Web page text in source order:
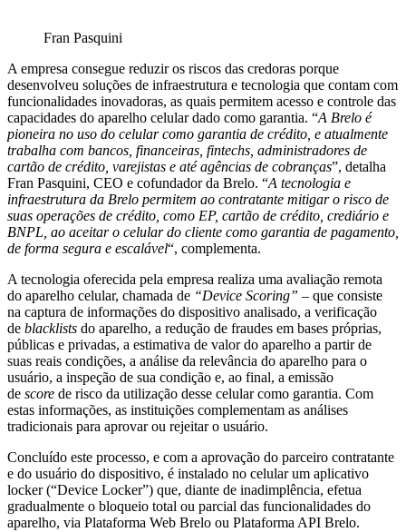
Fran Pasquini
A empresa consegue reduzir os riscos das credoras porque
desenvolveu soluções de infraestrutura e tecnologia que contam com
funcionalidades inovadoras, as quais permitem acesso e controle das
capacidades do aparelho celular dado como garantia. “A Brelo é
pioneira no uso do celular como garantia de crédito, e atualmente
trabalha com bancos, financeiras, fintechs, administradores de
cartão de crédito, varejistas e até agências de cobranças”, detalha
Fran Pasquini, CEO e cofundador da Brelo. “A tecnologia e
infraestrutura da Brelo permitem ao contratante mitigar o risco de
suas operações de crédito, como EP, cartão de crédito, crediário e
BNPL, ao aceitar o celular do cliente como garantia de pagamento,
de forma segura e escalável“, complementa.
A tecnologia oferecida pela empresa realiza uma avaliação remota
do aparelho celular, chamada de “Device Scoring” – que consiste
na captura de informações do dispositivo analisado, a verificação
de blacklists do aparelho, a redução de fraudes em bases próprias,
públicas e privadas, a estimativa de valor do aparelho a partir de
suas reais condições, a análise da relevância do aparelho para o
usuário, a inspeção de sua condição e, ao final, a emissão
de score de risco da utilização desse celular como garantia. Com
estas informações, as instituições complementam as análises
tradicionais para aprovar ou rejeitar o usuário.
Concluído este processo, e com a aprovação do parceiro contratante
e do usuário do dispositivo, é instalado no celular um aplicativo
locker (“Device Locker”) que, diante de inadimplência, efetua
gradualmente o bloqueio total ou parcial das funcionalidades do
aparelho, via Plataforma Web Brelo ou Plataforma API Brelo.